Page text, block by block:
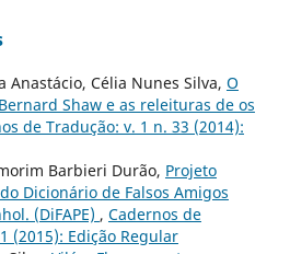
Anastácio, Célia Nunes Silva, O
Shaw e as releituras de os
de Tradução: v. 1 n. 33 (2014):
Barbieri Durão, Projeto
Dicionário de Falsos Amigos
(DiFAPE) , Cadernos de
(2015): Edição Regular